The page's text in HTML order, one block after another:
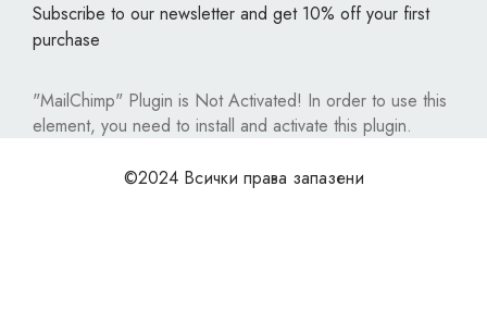
Subscribe to our newsletter and get 10% off your first
purchase
"MailChimp" Plugin is Not Activated! In order to use this
element, you need to install and activate this plugin.
©2024 Всички права запазени